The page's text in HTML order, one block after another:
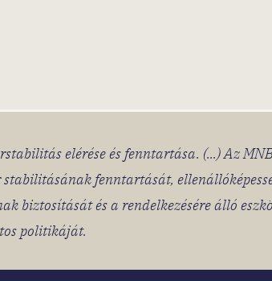
elérése és fenntartása. (...) Az
fenntartását,
biztosítását és a rendelkezésére álló
politikáját.